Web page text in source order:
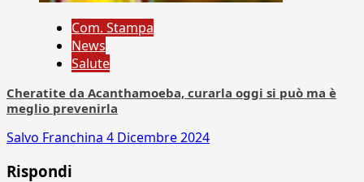
Com. Stampa
News
Salute
Cheratite da Acanthamoeba, curarla oggi si può ma è
meglio prevenirla
Salvo Franchina 4 Dicembre 2024
Rispondi